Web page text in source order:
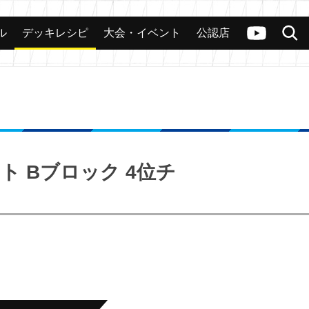
ヴァンガードch
検索
カード 大会 公認店舗 その他
デッキレシピ 大会・イベント 公認店
Bブロック 4位チ